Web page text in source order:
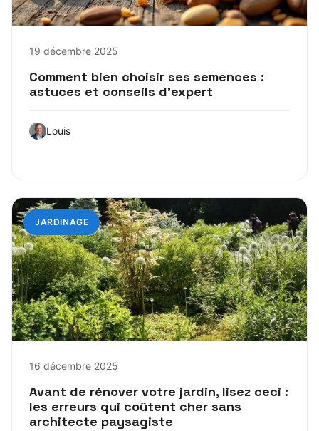
19 décembre 2025
Comment bien choisir ses semences :
astuces et conseils d’expert
Louis
JARDINAGE
16 décembre 2025
Avant de rénover votre jardin, lisez ceci :
les erreurs qui coûtent cher sans
architecte paysagiste